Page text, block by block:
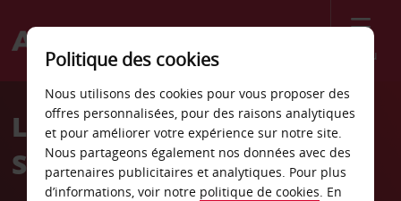
Menu
Welcome
AvisLocation de voiture
Stockholm Taby
Politique des cookies
Nous utilisons des cookies pour vous proposer des
offres personnalisées, pour des raisons analytiques
et pour améliorer votre expérience sur notre site.
Nous partageons également nos données avec des
partenaires publicitaires et analytiques. Pour plus
d’informations, voir notre politique de cookies. En